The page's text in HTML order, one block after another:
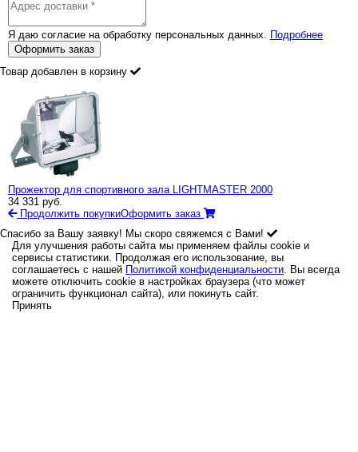
Я даю согласие на обработку персональных данных. Подробнее
Оформить заказ
Товар добавлен в корзину
Прожектор для спортивного зала LIGHTMASTER 2000
34 331 руб.
Продолжить покупкиОформить заказ
Спасибо за Вашу заявку! Мы скоро свяжемся с Вами!
Для улучшения работы сайта мы применяем файлы cookie и
сервисы статистики. Продолжая его использование, вы
соглашаетесь с нашей Политикой конфиденциальности. Вы всегда
можете отключить cookie в настройках браузера (что может
ограничить функционал сайта), или покинуть сайт.
Принять